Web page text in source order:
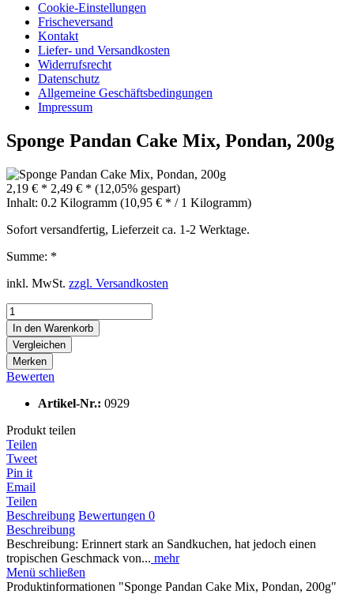
Cookie-Einstellungen
Frischeversand
Kontakt
Liefer- und Versandkosten
Widerrufsrecht
Datenschutz
Allgemeine Geschäftsbedingungen
Impressum
Sponge Pandan Cake Mix, Pondan, 200g
2,19 € * 2,49 € * (12,05% gespart)
Inhalt: 0.2 Kilogramm (10,95 € * / 1 Kilogramm)
Sofort versandfertig, Lieferzeit ca. 1-2 Werktage.
Summe: *
inkl. MwSt. zzgl. Versandkosten
In den Warenkorb
Vergleichen
Merken
Bewerten
Artikel-Nr.: 0929
Produkt teilen
Teilen
Tweet
Pin it
Email
Teilen
Beschreibung Bewertungen 0
Beschreibung
Beschreibung: Erinnert stark an Sandkuchen, hat jedoch einen
tropischen Geschmack von... mehr
Menü schließen
Produktinformationen "Sponge Pandan Cake Mix, Pondan, 200g"